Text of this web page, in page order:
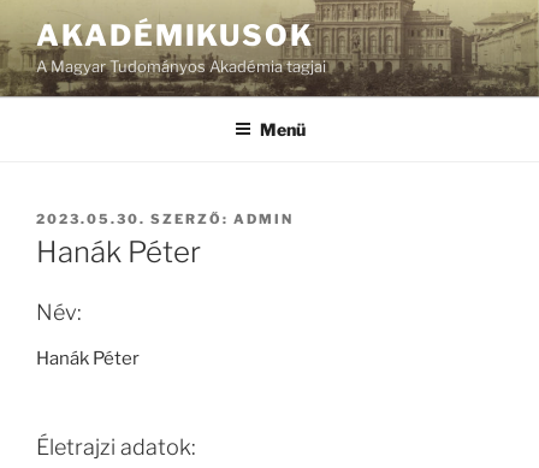
AKADÉMIKUSOK
A Magyar Tudományos Akadémia tagjai
Menü
BEKÜLDVE:
2023.05.30. SZERZŐ: ADMIN
Hanák Péter
Név:
Hanák Péter
Életrajzi adatok: